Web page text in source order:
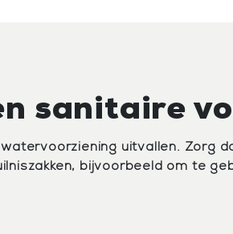
sanitaire
uitvallen. Zorg
bijvoorbeeld om te